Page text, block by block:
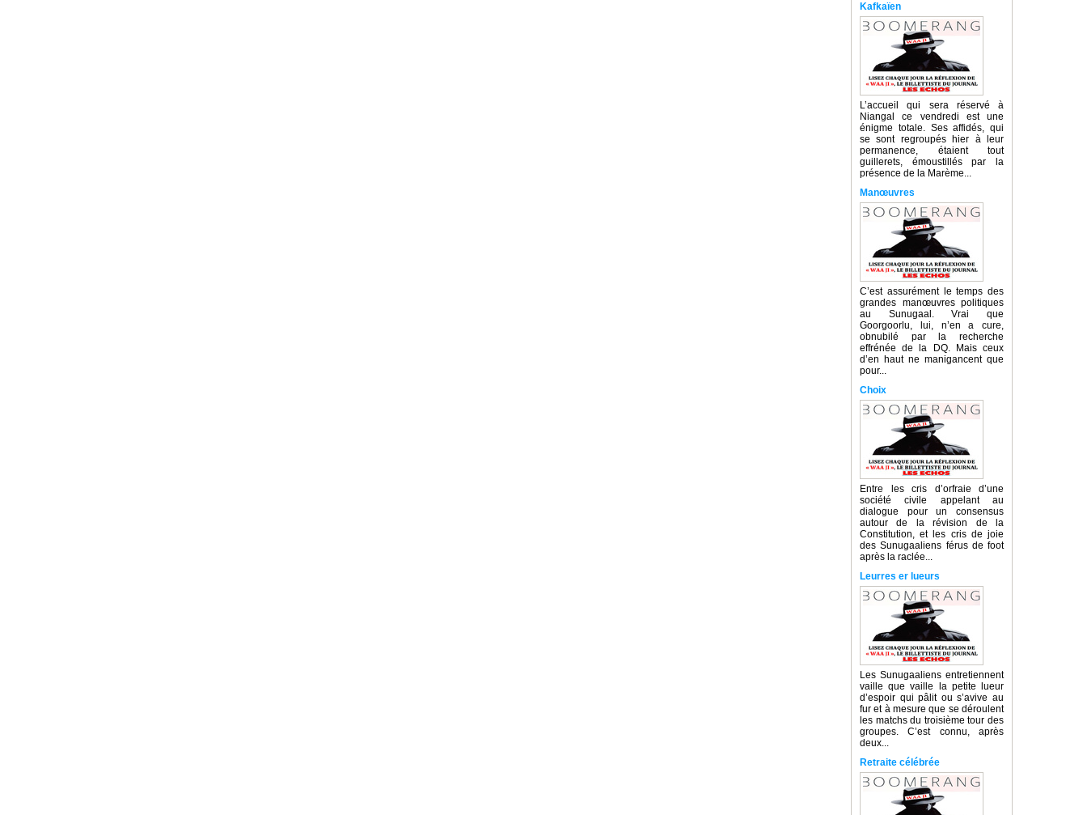
Kafkaïen
L’accueil qui sera réservé à
Niangal ce vendredi est une
énigme totale. Ses affidés, qui
se sont regroupés hier à leur
permanence, étaient tout
guillerets, émoustillés par la
présence de la Marème...
Manœuvres
C’est assurément le temps des
grandes manœuvres politiques
au Sunugaal. Vrai que
Goorgoorlu, lui, n’en a cure,
obnubilé par la recherche
effrénée de la DQ. Mais ceux
d’en haut ne manigancent que
pour...
Choix
Entre les cris d’orfraie d’une
société civile appelant au
dialogue pour un consensus
autour de la révision de la
Constitution, et les cris de joie
des Sunugaaliens férus de foot
après la raclée...
Leurres er lueurs
Les Sunugaaliens entretiennent
vaille que vaille la petite lueur
d’espoir qui pâlit ou s’avive au
fur et à mesure que se déroulent
les matchs du troisième tour des
groupes. C’est connu, après
deux...
Retraite célébrée